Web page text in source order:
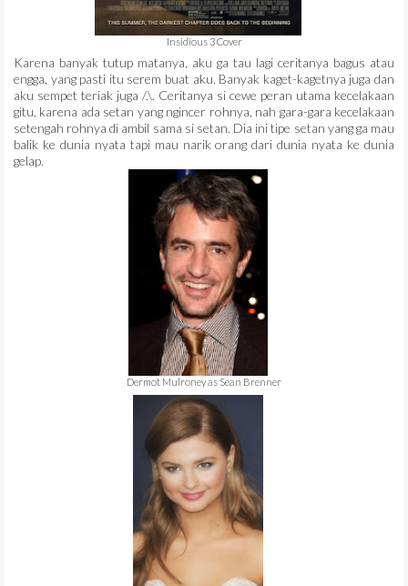
Insidious 3 Cover
Karena banyak tutup matanya, aku ga tau lagi ceritanya bagus atau
engga, yang pasti itu serem buat aku. Banyak kaget-kagetnya juga dan
aku sempet teriak juga /.\. Ceritanya si cewe peran utama kecelakaan
gitu, karena ada setan yang ngincer rohnya, nah gara-gara kecelakaan
setengah rohnya di ambil sama si setan. Dia ini tipe setan yang ga mau
balik ke dunia nyata tapi mau narik orang dari dunia nyata ke dunia
gelap.
Dermot Mulroney as Sean Brenner